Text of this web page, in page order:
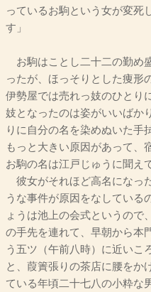
っているお駒という女が変死
す」
お駒はことし二十二の勤め
ったが、ほっそりとした痩形
伊勢屋では売れっ妓のひとり
妓となったのは姿がいいばか
りに自分の名を染めぬいた手
もっと大きい原因があって、
お駒の名は江戸じゅうに聞え
彼女がそれほど高名になっ
うな事件が原因をなしている
ょうは池上の会式というので
の手先を連れて、早朝から本
う五ツ（午前八時）に近いこ
と、葭簀張りの茶店に腰をか
ている年頃二十七八の小粋な